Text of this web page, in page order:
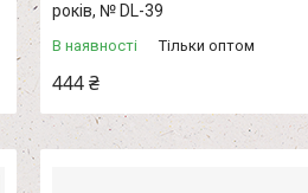
років, № DL-39
В наявності Тільки оптом
444 ₴